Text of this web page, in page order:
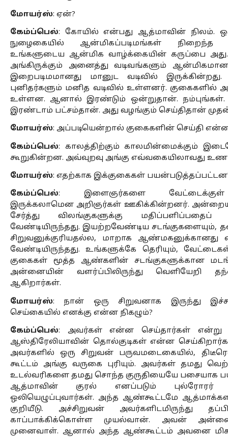
மோயர்ஸ்: ஏன்?
கேம்ப்பெல்: கோயில் என்பது ஆத்மாவின் நிலம்.
நுழைகையில் ஆன்மிகப்படிமங்கள் நிறைந்த
உங்களுடைய ஆன்மிக வாழ்க்கையின் கருப்பை
அங்கிருக்கும் அனைத்து வடிவங்களும்
இறைபடிமமானது மானுட வடிவில் இருக்கின்றது.
புனிதர்களும் மனித வடிவில் உள்ளனர். குகைகளில்
உள்ளன. ஆனால் இரண்டும் ஒன்றுதான். நம்புங்கள்.
இரண்டாம் பட்சம்தான். அது வழங்கும் செய்திதான்
மோயர்ஸ்: அப்படியென்றால் குகைகளின் செய்தி
கேம்ப்பெல்: காலத்திற்கும் காலமின்மைக்கும்
கூறுகின்றன. அவ்வுறவு அங்கு எவ்வகையிலாவது
மோயர்ஸ்: எதற்காக இக்குகைகள்
கேம்ப்பெல்: இளைஞர்களை வேட்டைக்குள்
இருக்கலாமென அறிஞர்கள் ஊகிக்கின்றனர்.
சேர்த்து விலங்குகளுக்கு
வேண்டியிருந்தது. இயற்றவேண்டிய சடங்குகளையும்,
சிறுவனுக்குரியதல்ல, மாறாக
வேண்டியிருந்தது. உங்களுக்கே தெரியும்,
குகைகள் மூத்த ஆண்களின் சடங்குகளுக்கான
அன்னையின் வளர்ப்பிலிருந்து வெளியேறி
ஆகிறார்கள்.
மோயர்ஸ்: நான் ஒரு சிறுவனாக இருந்து
செய்கையில் எனக்கு என்ன நிகழும்?
கேம்ப்பெல்: அவர்கள் என்ன செய்தார்கள் என்று
ஆஸ்திரேலியாவின் தொல்குடிகள் என்ன
அவர்களில் ஒரு சிறுவன் பருவமடைகையில்,
கூட்டம் அங்கு வருகை புரியும். அவர்கள் தமது
உடல்வரிகளை தமது சொந்த குருதியையே பசையாக
ஆத்மாவின் குரல் எனப்படும் புல்ரோரர்
ஒலியெழுப்புவார்கள். அந்த ஆண்கூட்டமே
குறியீடு. அச்சிறுவன் அவர்களிடமிருந்து
காப்பாக்கிக்கொள்ள முயல்வான். அவன்
முனைவாள். ஆனால் அந்த ஆண்கூட்டம் அவனை மிக